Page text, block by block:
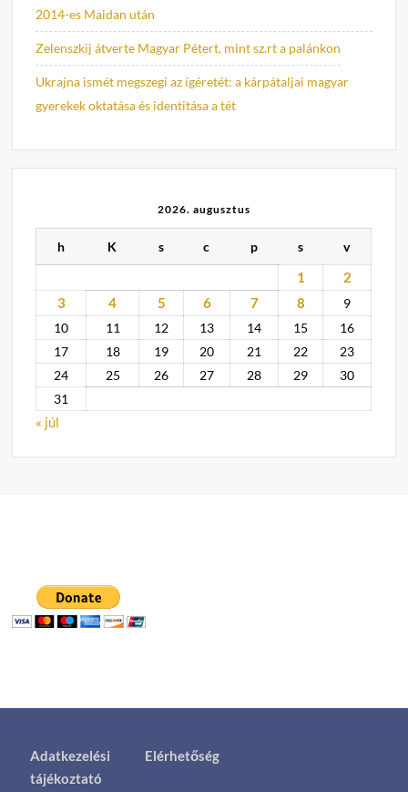
2014-es Maidan után
Zelenszkij átverte Magyar Pétert, mint sz.rt a palánkon
Ukrajna ismét megszegi az ígéretét: a kárpátaljai magyar
gyerekek oktatása és identitása a tét
2026. augusztus
h K s c p s v
1
2
3
4 5 6 7 8
9
10
11 12 13 14 15
16
17
18 19 20 21 22
23
24
25 26 27 28 29
30
31
« júl
Adatkezelési
tájékoztató
Elérhetőség